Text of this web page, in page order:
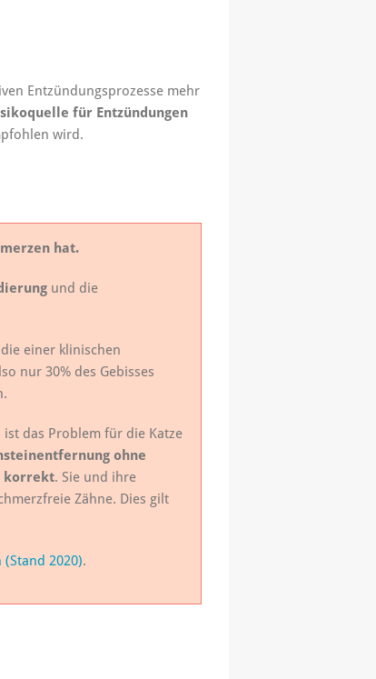
Entzündungsprozesse mehr
für Entzündungen
wird.
hat.
und die
einer klinischen
nur 30% des Gebisses
das Problem für die Katze
ohne
korrekt. Sie und ihre
Zähne. Dies gilt
(Stand 2020).